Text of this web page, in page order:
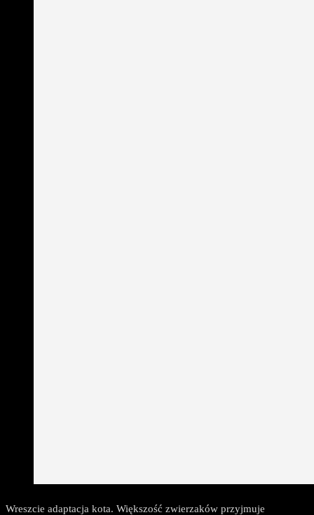
Wreszcie adaptacja kota. Większość zwierzaków przyjmuje